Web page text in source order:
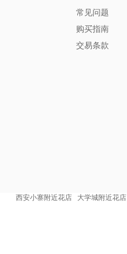
常见问题
购买指南
交易条款
西安小寨附近花店 大学城附近花店